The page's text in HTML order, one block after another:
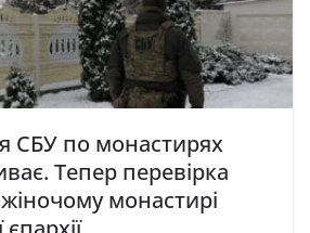
СБУ по монастирях
Тепер перевірка
монастирі